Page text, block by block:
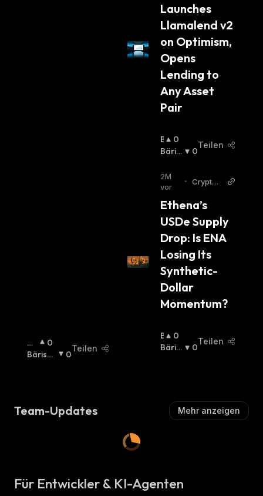
Bu
Llis
0
Bärisch
0
Teilen
Launches
Llamalend v2
on Optimism,
Opens
Lending to
Any Asset
Pair
B
U
I
S
H
:
0
Bäris
0
Teilen
2M
vor
•
CryptoD
Ethena’s
USDe Supply
Drop: Is ENA
Losing Its
Synthetic-
Dollar
Momentum?
B
U
0
Bäris
0
Teilen
Team-Updates Mehr anzeigen
Für Entwickler & KI-Agenten